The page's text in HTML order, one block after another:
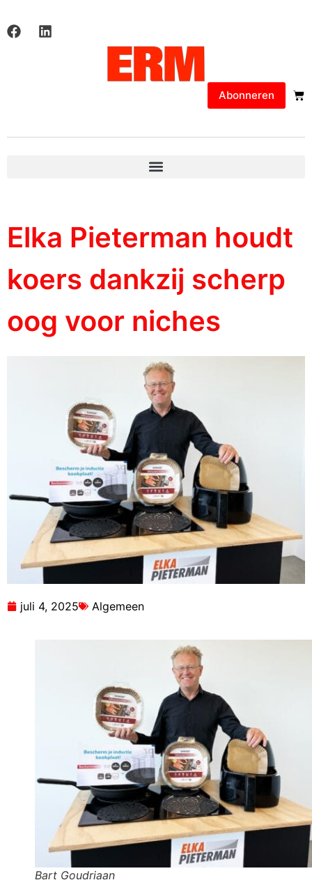
Abonneren
Elka Pieterman houdt
koers dankzij scherp
oog voor niches
juli 4, 2025 Algemeen
Bart Goudriaan